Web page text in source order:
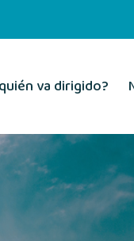
va dirigido?